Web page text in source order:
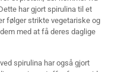
har gjort spirulina til et
følger strikte vegetariske og
med at få deres daglige
spirulina har også gjort